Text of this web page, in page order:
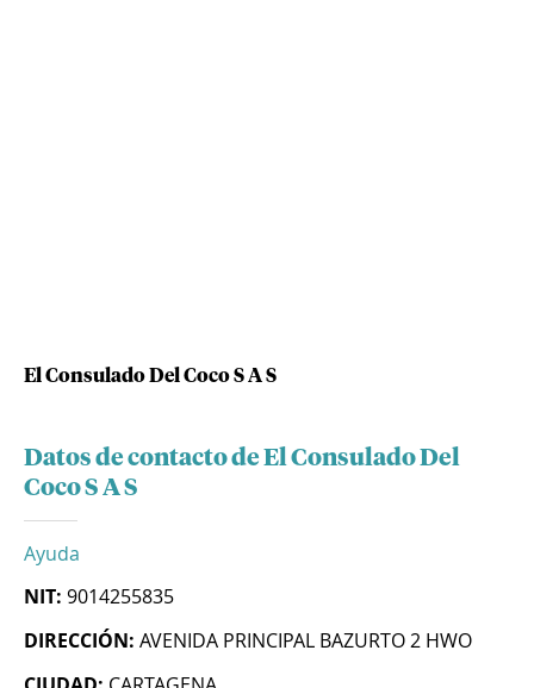
El Consulado Del Coco S A S
Datos de contacto de El Consulado Del
Coco S A S
Ayuda
NIT: 9014255835
DIRECCIÓN: AVENIDA PRINCIPAL BAZURTO 2 HWO